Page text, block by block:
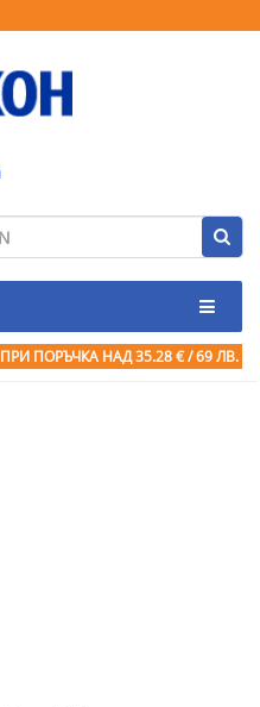
ПОРЪЧКА НАД 35.28 € / 69 ЛВ.